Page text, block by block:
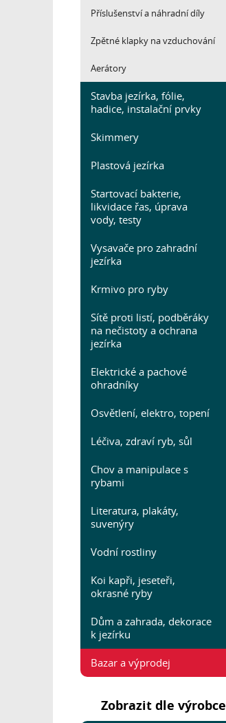
Příslušenství a náhradní díly
Zpětné klapky na vzduchování
Aerátory
Stavba jezírka, fólie,
hadice, instalační prvky
Skimmery
Plastová jezírka
Startovací bakterie,
likvidace řas, úprava
vody, testy
Vysavače pro zahradní
jezírka
Krmivo pro ryby
Sítě proti listí, podběráky
na nečistoty a ochrana
jezírka
Elektrické a pachové
ohradníky
Osvětlení, elektro, topení
Léčiva, zdraví ryb, sůl
Chov a manipulace s
rybami
Literatura, plakáty,
suvenýry
Vodní rostliny
Koi kapři, jeseteři,
okrasné ryby
Dům a zahrada, dekorace
k jezírku
Bazar a výprodej
Zobrazit dle výrobce